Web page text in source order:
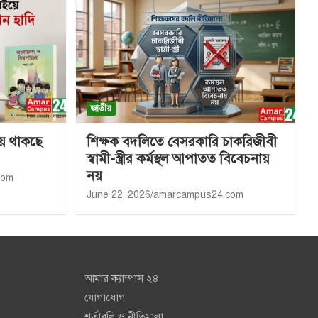
থাকছে
জাতীয়
শিক্ষক বদলিতে বেসরকারি চাকরিজীবী
স্বামী-স্ত্রীর কর্মস্থল আপাতত বিবেচনায়
নয়
June 22, 2026 amarcampus24.com
আমার ক্যাম্পাস ২৪
যোগাযোগ